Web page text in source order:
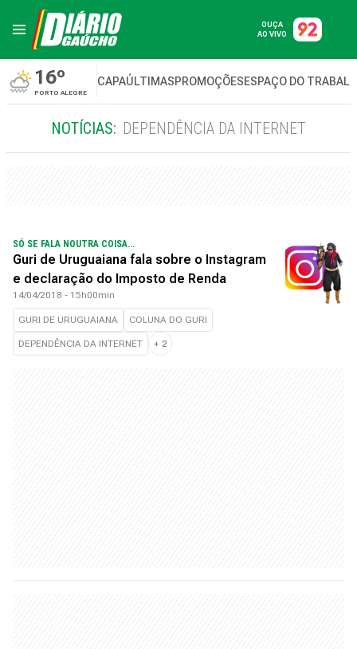
OUÇA
AO VIVO
16º
PORTO ALEGRE
CAPAÚLTIMASPROMOÇÕESESPAÇO DO
NOTÍCIAS: DEPENDÊNCIA DA INTERNET
SÓ SE FALA NOUTRA COISA...
Guri de Uruguaiana fala sobre o Instagram
e declaração do Imposto de Renda
14/04/2018 - 15h00min
GURI DE URUGUAIANA COLUNA DO GURI
DEPENDÊNCIA DA INTERNET + 2